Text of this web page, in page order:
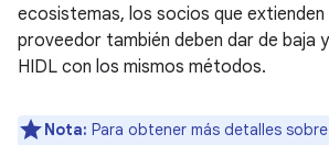
ecosistemas, los socios que
proveedor también deben dar de baja
HIDL con los mismos métodos.
Nota: Para obtener más detalles sobre